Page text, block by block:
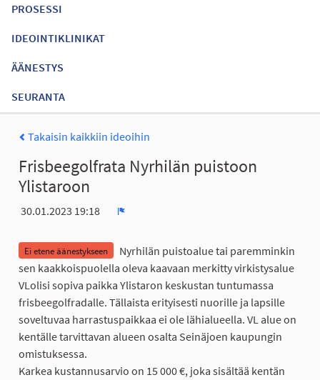
PROSESSI
IDEOINTIKLINIKAT
ÄÄNESTYS
SEURANTA
Takaisin kaikkiin ideoihin
Frisbeegolfrata Nyrhilän puistoon
Ylistaroon
30.01.2023 19:18
Ei etene äänestykseen
Nyrhilän puistoalue tai paremminkin
sen kaakkoispuolella oleva kaavaan merkitty virkistysalue
VLolisi sopiva paikka Ylistaron keskustan tuntumassa
frisbeegolfradalle. Tällaista erityisesti nuorille ja lapsille
soveltuvaa harrastuspaikkaa ei ole lähialueella. VL alue on
kentälle tarvittavan alueen osalta Seinäjoen kaupungin
omistuksessa.
Karkea kustannusarvio on 15 000 €, joka sisältää kentän